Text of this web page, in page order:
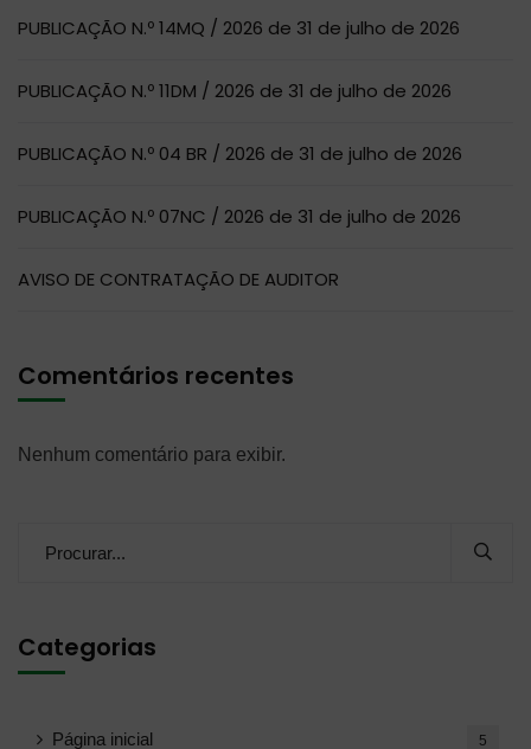
PUBLICAÇÃO N.º 14MQ / 2026 de 31 de julho de 2026
PUBLICAÇÃO N.º 11DM / 2026 de 31 de julho de 2026
PUBLICAÇÃO N.º 04 BR / 2026 de 31 de julho de 2026
PUBLICAÇÃO N.º 07NC / 2026 de 31 de julho de 2026
AVISO DE CONTRATAÇÃO DE AUDITOR
Comentários recentes
Nenhum comentário para exibir.
Categorias
Página inicial 5